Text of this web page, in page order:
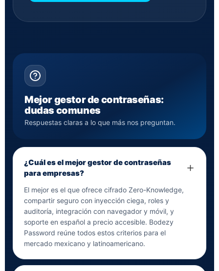
Mejor gestor de contraseñas:
dudas comunes
Respuestas claras a lo que más nos preguntan.
¿Cuál es el mejor gestor de contraseñas
para empresas?
El mejor es el que ofrece cifrado Zero-Knowledge,
compartir seguro con inyección ciega, roles y
auditoría, integración con navegador y móvil, y
soporte en español a precio accesible. Bodezy
Password reúne todos estos criterios para el
mercado mexicano y latinoamericano.